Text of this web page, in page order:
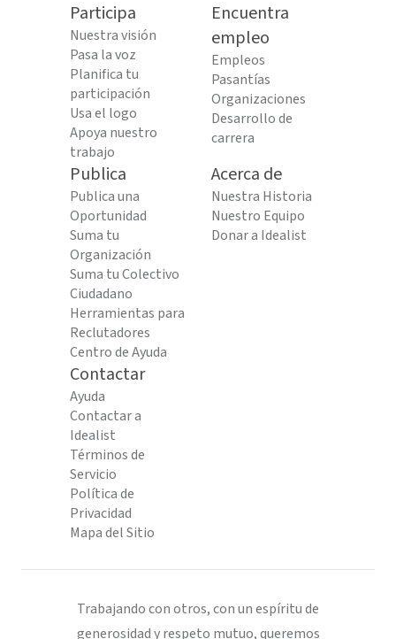
Participa
Nuestra visión
Pasa la voz
Planifica tu
participación
Usa el logo
Apoya nuestro
trabajo
Encuentra
empleo
Empleos
Pasantías
Organizaciones
Desarrollo de
carrera
Publica
Publica una
Oportunidad
Suma tu
Organización
Suma tu Colectivo
Ciudadano
Herramientas para
Reclutadores
Centro de Ayuda
Acerca de
Nuestra Historia
Nuestro Equipo
Donar a Idealist
Contactar
Ayuda
Contactar a
Idealist
Términos de
Servicio
Política de
Privacidad
Mapa del Sitio
Trabajando con otros, con un espíritu de
generosidad y respeto mutuo, queremos